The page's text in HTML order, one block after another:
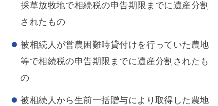
採草放牧地で相続税の申告期限までに遺産分割
されたもの
被相続人が営農困難時貸付けを行っていた農地
等で相続税の申告期限までに遺産分割されたも
の
被相続人から生前一括贈与により取得した農地